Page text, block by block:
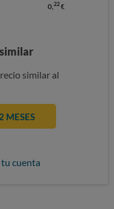
0,22 €
similar al
MESES
tu cuenta